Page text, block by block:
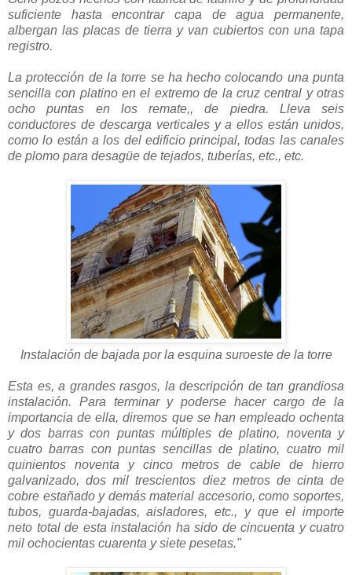
suficiente hasta encontrar capa de agua permanente,
albergan las placas de tierra y van cubiertos con una tapa
registro.
La protección de la torre se ha hecho colocando una punta
sencilla con platino en el extremo de la cruz central y otras
ocho puntas en los remate,, de piedra. Lleva seis
conductores de descarga verticales y a ellos están unidos,
como lo están a los del edificio principal, todas las canales
de plomo para desagüe de tejados, tuberías, etc., etc.
Instalación de bajada por la esquina suroeste de la torre
Esta es, a grandes rasgos, la descripción de tan grandiosa
instalación. Para terminar y poderse hacer cargo de la
importancia de ella, diremos que se han empleado ochenta
y dos barras con puntas múltiples de platino, noventa y
cuatro barras con puntas sencillas de platino, cuatro mil
quinientos noventa y cinco metros de cable de hierro
galvanizado, dos mil trescientos diez metros de cinta de
cobre estañado y demás material accesorio, como soportes,
tubos, guarda-bajadas, aisladores, etc., y que el importe
neto total de esta instalación ha sido de cincuenta y cuatro
mil ochocientas cuarenta y siete pesetas."